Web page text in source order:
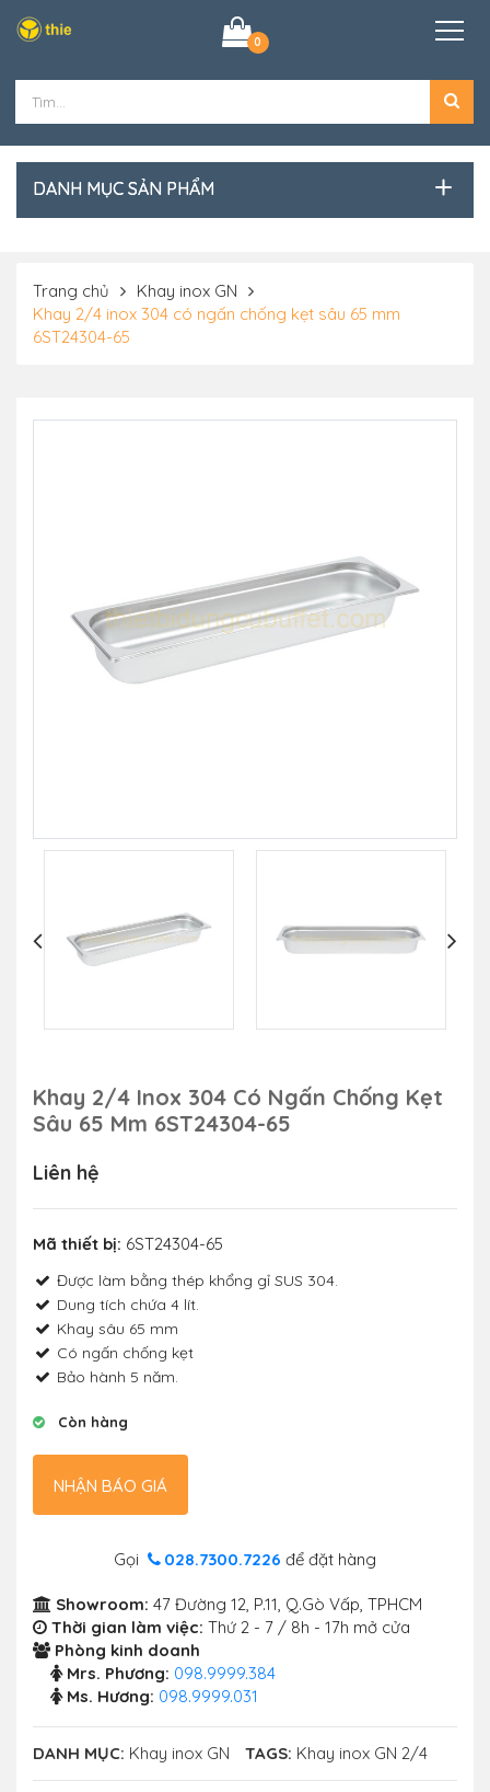
0
DANH MỤC SẢN PHẨM
Trang chủ
Khay inox GN
Khay 2/4 inox 304 có ngấn chống kẹt sâu 65 mm
6ST24304-65
Khay 2/4 Inox 304 Có Ngấn Chống Kẹt
Sâu 65 Mm 6ST24304-65
Liên hệ
Mã thiết bị: 6ST24304-65
Được làm bằng thép khổng gỉ SUS 304.
Dung tích chứa 4 lít.
Khay sâu 65 mm
Có ngấn chống kẹt
Bảo hành 5 năm.
Còn hàng
NHẬN BÁO GIÁ
Gọi 028.7300.7226 để đặt hàng
Showroom: 47 Đường 12, P.11, Q.Gò Vấp, TPHCM
Thời gian làm việc: Thứ 2 - 7 / 8h - 17h mở cửa
Phòng kinh doanh
Mrs. Phương: 098.9999.384
Ms. Hương: 098.9999.031
DANH MỤC: Khay inox GN TAGS: Khay inox GN 2/4